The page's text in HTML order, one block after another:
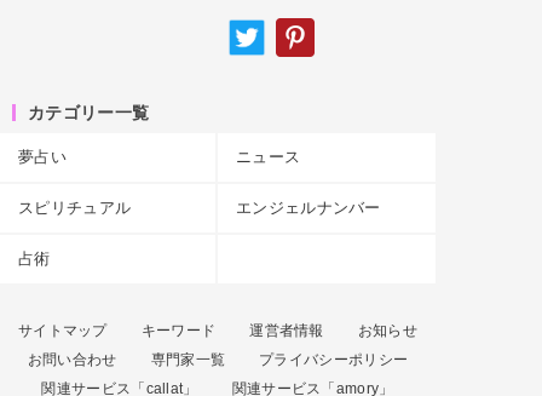
カテゴリー一覧
夢占い ニュース
スピリチュアル エンジェルナンバー
占術
サイトマップ キーワード 運営者情報
お知らせ
お問い合わせ
専門家一覧
プライバシーポリシー
関連サービス「callat」
関連サービス「amory」